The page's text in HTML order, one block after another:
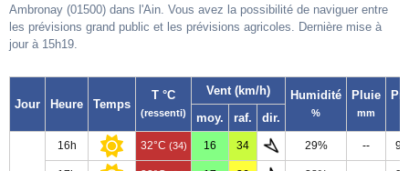
Ambronay (01500) dans l'Ain. Vous avez la possibilité de naviguer entre
les prévisions grand public et les prévisions agricoles. Dernière mise à
jour à 15h19.
Jour Heure Temps
T °C
(ressenti)
Vent (km/h) Humidité
%
Pluie
mm
moy. raf. dir.
16h 32°C (34) 16 34 29% --